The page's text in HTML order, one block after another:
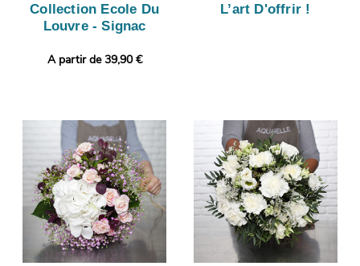
Collection Ecole Du
Louvre - Signac
A partir de 39,90 €
L’art D'offrir !